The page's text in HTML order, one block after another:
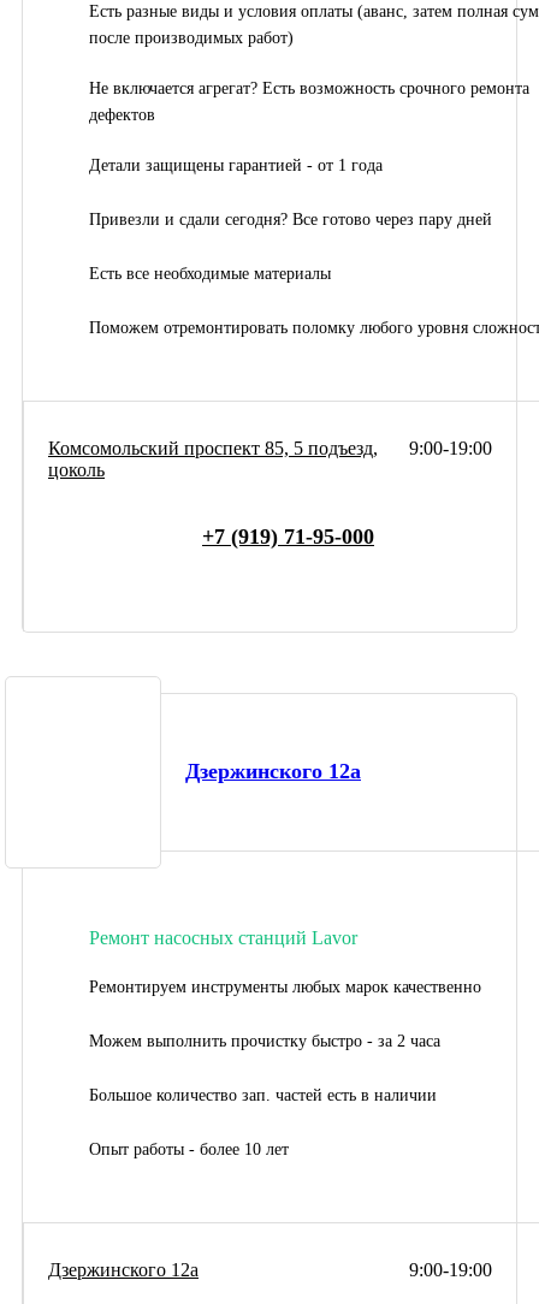
Есть разные виды и условия оплаты (аванс, затем полная
после производимых работ)
Не включается агрегат? Есть возможность срочного ремонта
дефектов
Детали защищены гарантией - от 1 года
Привезли и сдали сегодня? Все готово через пару дней
Есть все необходимые материалы
Поможем отремонтировать поломку любого уровня
9:00-19:00
Комсомольский проспект 85, 5 подъезд,
цоколь
+7 (919) 71-95-000
Дзержинского 12а
Ремонт насосных станций Lavor
Ремонтируем инструменты любых марок качественно
Можем выполнить прочистку быстро - за 2 часа
Большое количество зап. частей есть в наличии
Опыт работы - более 10 лет
9:00-19:00
Дзержинского 12а